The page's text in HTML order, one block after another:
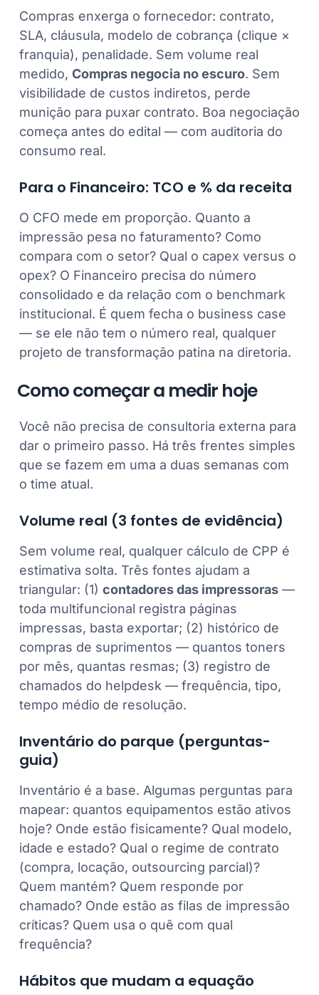
Compras enxerga o fornecedor: contrato,
SLA, cláusula, modelo de cobrança (clique ×
franquia), penalidade. Sem volume real
medido, Compras negocia no escuro. Sem
visibilidade de custos indiretos, perde
munição para puxar contrato. Boa negociação
começa antes do edital — com auditoria do
consumo real.
Para o Financeiro: TCO e % da receita
O CFO mede em proporção. Quanto a
impressão pesa no faturamento? Como
compara com o setor? Qual o capex versus o
opex? O Financeiro precisa do número
consolidado e da relação com o benchmark
institucional. É quem fecha o business case
— se ele não tem o número real, qualquer
projeto de transformação patina na diretoria.
Como começar a medir hoje
Você não precisa de consultoria externa para
dar o primeiro passo. Há três frentes simples
que se fazem em uma a duas semanas com
o time atual.
Volume real (3 fontes de evidência)
Sem volume real, qualquer cálculo de CPP é
estimativa solta. Três fontes ajudam a
triangular: (1) contadores das impressoras —
toda multifuncional registra páginas
impressas, basta exportar; (2) histórico de
compras de suprimentos — quantos toners
por mês, quantas resmas; (3) registro de
chamados do helpdesk — frequência, tipo,
tempo médio de resolução.
Inventário do parque (perguntas-
guia)
Inventário é a base. Algumas perguntas para
mapear: quantos equipamentos estão ativos
hoje? Onde estão fisicamente? Qual modelo,
idade e estado? Qual o regime de contrato
(compra, locação, outsourcing parcial)?
Quem mantém? Quem responde por
chamado? Onde estão as filas de impressão
críticas? Quem usa o quê com qual
frequência?
Hábitos que mudam a equação